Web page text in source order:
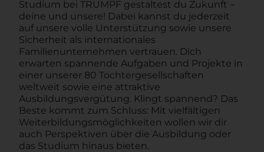
Studium bei TRUMPF gestaltest du Zukunft –
deine und unsere! Dabei kannst du jederzeit
auf unsere volle Unterstützung sowie unsere
Sicherheit als internationales
Familienunternehmen vertrauen. Dich
erwarten spannende Aufgaben und Projekte in
einer unserer 80 Tochtergesellschaften
weltweit sowie eine attraktive
Ausbildungsvergütung. Klingt spannend? Das
Beste kommt zum Schluss: Mit vielfältigen
Weiterbildungsmöglichkeiten wollen wir dir
auch Perspektiven über die Ausbildung oder
das Studium hinaus bieten.